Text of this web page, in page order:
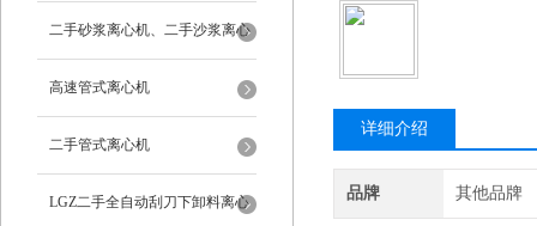
二手砂浆离心机、二手沙浆离心
机
高速管式离心机
二手管式离心机
LGZ二手全自动刮刀下卸料离心
详细介绍
品牌 其他品牌